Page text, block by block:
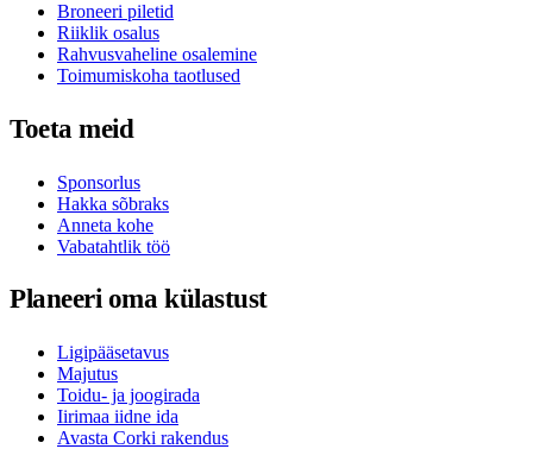
Broneeri piletid
Riiklik osalus
Rahvusvaheline osalemine
Toimumiskoha taotlused
Toeta meid
Sponsorlus
Hakka sõbraks
Anneta kohe
Vabatahtlik töö
Planeeri oma külastust
Ligipääsetavus
Majutus
Toidu- ja joogirada
Iirimaa iidne ida
Avasta Corki rakendus